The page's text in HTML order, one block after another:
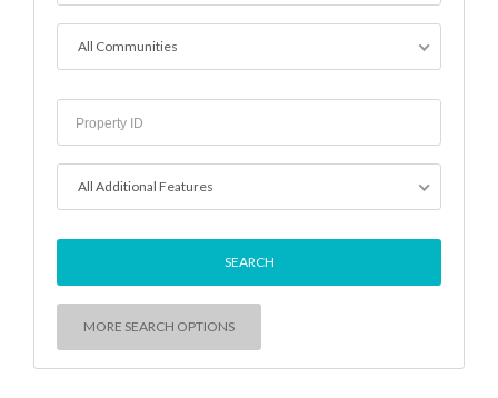
All Communities
All Additional Features
MORE SEARCH OPTIONS